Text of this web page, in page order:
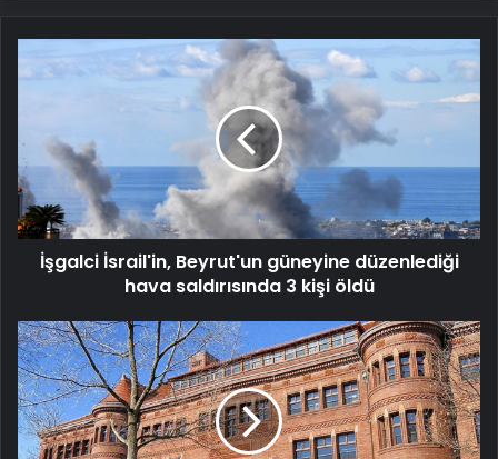
İsrail'in,
düzenlediği
hava
saldırısında
3
kişi
öldüİşgalci İsrail'in, Beyrut'un güneyine düzenlediği
hava saldırısında 3 kişi öldü
Harvard
Üniversitesi'ne
yapılan
8,7
milyar
dolarlık